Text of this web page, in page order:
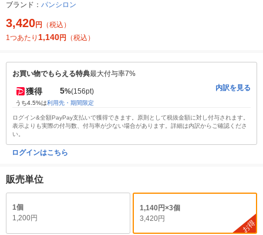
ブランド： パンシロン
3,420円
（税込）
1つあたり 1,140円 （税込）
お買い物でもらえる特典最大付与率7%
獲得 5%(156pt)
うち4.5%は利用先・期間限定
内訳を見る
ログイン&全額PayPay支払いで獲得できます。原則として税抜金額に対し付与されます。
表示よりも実際の付与数、付与率が少ない場合があります。詳細は内訳からご確認くださ
い。
ログインはこちら
販売単位
1個
1,200円
1,140円×3個
3,420円
お得